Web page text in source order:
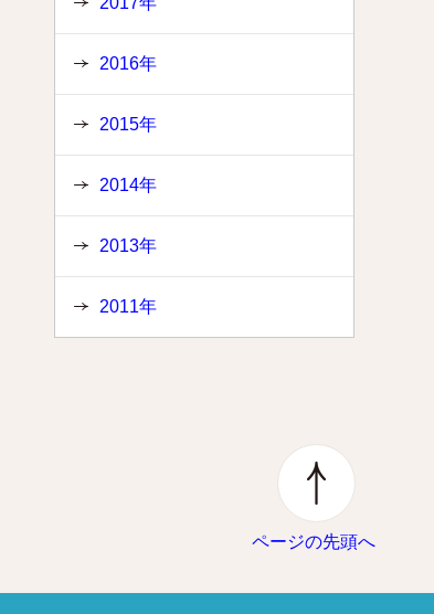
2016年
2015年
2014年
2013年
2011年
ページの先頭へ